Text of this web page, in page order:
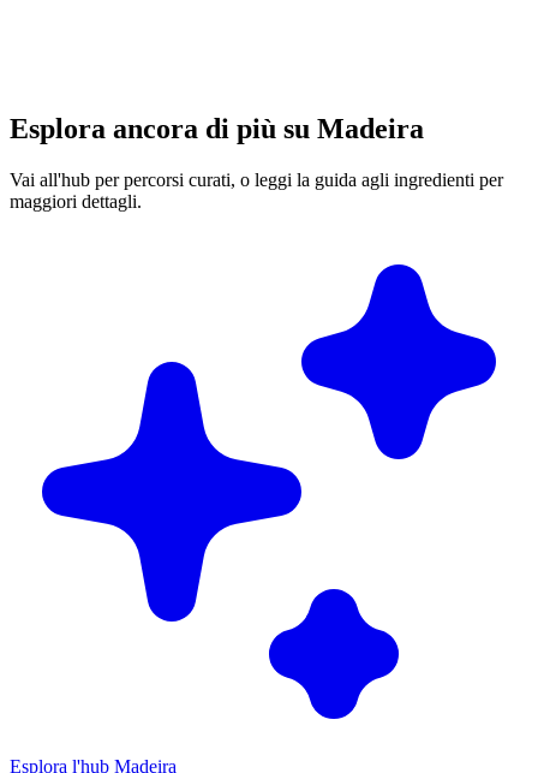
Esplora ancora di più su Madeira
Vai all'hub per percorsi curati, o leggi la guida agli ingredienti per
maggiori dettagli.
Esplora l'hub Madeira